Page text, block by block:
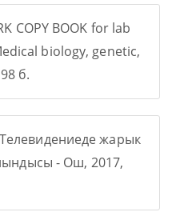
COPY BOOK for lab
biology, genetic,
б.
Телевидениеде жарык
- Ош, 2017,